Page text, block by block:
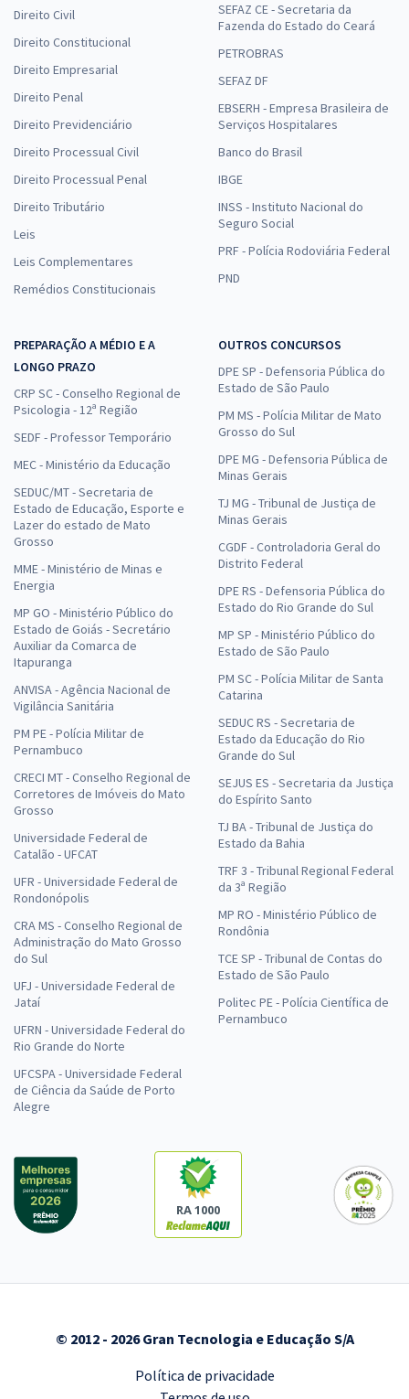
Direito Civil
Direito Constitucional
Direito Empresarial
Direito Penal
Direito Previdenciário
Direito Processual Civil
Direito Processual Penal
Direito Tributário
Leis
Leis Complementares
Remédios Constitucionais
SEFAZ CE - Secretaria da
Fazenda do Estado do Ceará
PETROBRAS
SEFAZ DF
EBSERH - Empresa Brasileira de
Serviços Hospitalares
Banco do Brasil
IBGE
INSS - Instituto Nacional do
Seguro Social
PRF - Polícia Rodoviária Federal
PND
PREPARAÇÃO A MÉDIO E A
LONGO PRAZO
CRP SC - Conselho Regional de
Psicologia - 12ª Região
SEDF - Professor Temporário
MEC - Ministério da Educação
SEDUC/MT - Secretaria de
Estado de Educação, Esporte e
Lazer do estado de Mato
Grosso
MME - Ministério de Minas e
Energia
MP GO - Ministério Público do
Estado de Goiás - Secretário
Auxiliar da Comarca de
Itapuranga
ANVISA - Agência Nacional de
Vigilância Sanitária
PM PE - Polícia Militar de
Pernambuco
CRECI MT - Conselho Regional de
Corretores de Imóveis do Mato
Grosso
Universidade Federal de
Catalão - UFCAT
UFR - Universidade Federal de
Rondonópolis
CRA MS - Conselho Regional de
Administração do Mato Grosso
do Sul
UFJ - Universidade Federal de
Jataí
UFRN - Universidade Federal do
Rio Grande do Norte
UFCSPA - Universidade Federal
de Ciência da Saúde de Porto
Alegre
OUTROS CONCURSOS
DPE SP - Defensoria Pública do
Estado de São Paulo
PM MS - Polícia Militar de Mato
Grosso do Sul
DPE MG - Defensoria Pública de
Minas Gerais
TJ MG - Tribunal de Justiça de
Minas Gerais
CGDF - Controladoria Geral do
Distrito Federal
DPE RS - Defensoria Pública do
Estado do Rio Grande do Sul
MP SP - Ministério Público do
Estado de São Paulo
PM SC - Polícia Militar de Santa
Catarina
SEDUC RS - Secretaria de
Estado da Educação do Rio
Grande do Sul
SEJUS ES - Secretaria da Justiça
do Espírito Santo
TJ BA - Tribunal de Justiça do
Estado da Bahia
TRF 3 - Tribunal Regional Federal
da 3ª Região
MP RO - Ministério Público de
Rondônia
TCE SP - Tribunal de Contas do
Estado de São Paulo
Politec PE - Polícia Científica de
Pernambuco
RA 1000
© 2012 - 2026 Gran Tecnologia e Educação S/A
Política de privacidade